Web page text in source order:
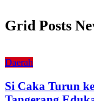
Grid Posts
Daerah
Si Caka Turun